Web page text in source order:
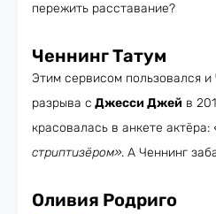
пережить расставание?
Ченнинг Татум
Этим сервисом пользовался и
разрыва с Джесси Джей в
красовалась в анкете актёра:
стриптизёром». А Ченнинг
Оливия Родриго